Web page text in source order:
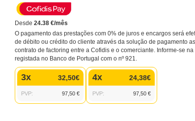
Desde 24.38 €/mês
O pagamento das prestações com 0% de juros e encargos será
de débito ou crédito do cliente através da solução de pagamento
contrato de factoring entre a Cofidis e o comerciante. Informe-se na
registada no Banco de Portugal com o nº 921.
3x 32,50€
PVP: 97,50 €
4x 24,38€
PVP: 97,50 €